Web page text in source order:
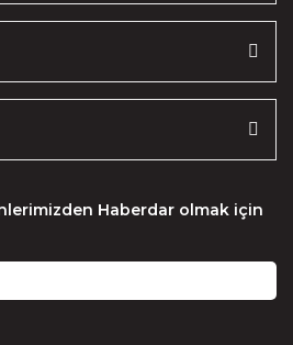
Haberdar olmak için